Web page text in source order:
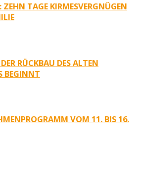
TAGE KIRMESVERGNÜGEN
RÜCKBAU DES ALTEN
BEGINNT
VOM 11. BIS 16.